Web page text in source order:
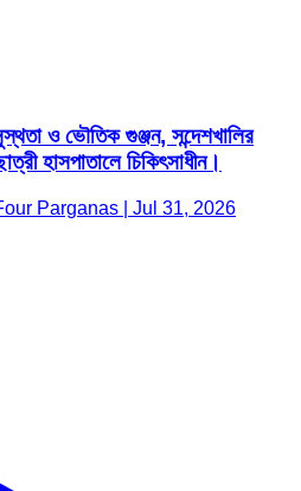
ও ভৌতিক গুঞ্জন, সন্দেশখালির
হাসপাতালে চিকিৎসাধীন।
Parganas | Jul 31, 2026